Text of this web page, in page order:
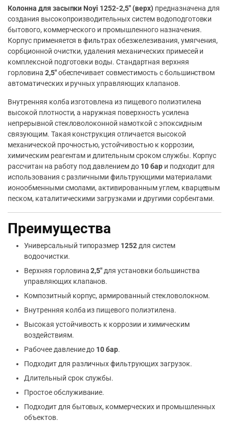
Колонна для засыпки Noyi 1252-2,5″ (верх)предназначена для
создания высокопроизводительных систем водоподготовки
бытового, коммерческого и промышленного назначения.
Корпус применяется в фильтрах обезжелезивания, умягчения,
сорбционной очистки, удаления механических примесей и
комплексной подготовки воды. Стандартная верхняя
горловина 2,5″обеспечивает совместимость с большинством
автоматических и ручных управляющих клапанов.
Внутренняя колба изготовлена из пищевого полиэтилена
высокой плотности, а наружная поверхность усилена
непрерывной стекловолоконной намоткой с эпоксидным
связующим. Такая конструкция отличается высокой
механической прочностью, устойчивостью к коррозии,
химическим реагентам и длительным сроком службы. Корпус
рассчитан на работу под давлением до 10 бари подходит для
использования с различными фильтрующими материалами:
ионообменными смолами, активированным углем, кварцевым
песком, каталитическими загрузками и другими сорбентами.
Преимущества
Универсальный типоразмер 1252 для систем
водоочистки.
Верхняя горловина2,5″ для установки большинства
управляющих клапанов.
Композитный корпус, армированный стекловолокном.
Внутренняя колба из пищевого полиэтилена.
Высокая устойчивость к коррозии и химическим
воздействиям.
Рабочее давление до 10 бар.
Подходит для различных фильтрующих загрузок.
Длительный срок службы.
Простое обслуживание.
Подходит для бытовых, коммерческих и промышленных
объектов.